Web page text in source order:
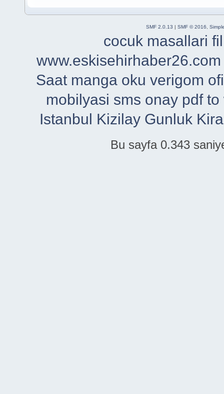
SMF 2.0.13 | SMF © 2016
cocuk masallari
www.eskisehirhaber26.com
Saat manga oku verigom
mobilyasi sms onay pdf
Istanbul Kizilay Gunluk
Bu sayfa 0.343